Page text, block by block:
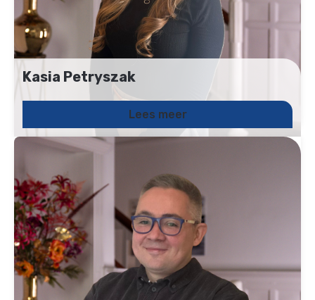
Kasia Petryszak
Lees meer